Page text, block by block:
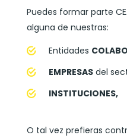
Puedes formar parte
alguna de nuestras:
Entidades
EMPRESAS del
INSTITUCIONES,
O tal vez prefieras